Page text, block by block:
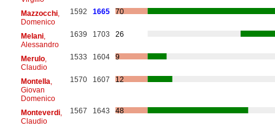
Mazzocchi,
Domenico
1592 1665 70
Melani,
Alessandro
1639 1703 26
Merulo,
Claudio
1533 1604 9
Montella
Giovan
Domenico
1570 1607 12
Monteverdi,
Claudio
1567 1643 48